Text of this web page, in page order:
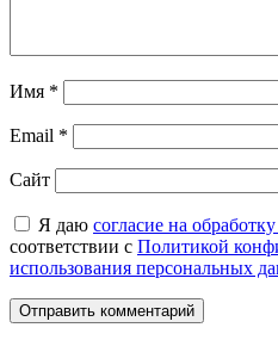
Имя *
Email *
Сайт
Я даю согласие на
соответствии с Политикой
использования персональных